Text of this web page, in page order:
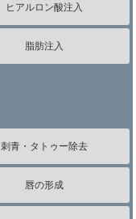
ヒアルロン酸注入
脂肪注入
刺青・タトゥー除去
唇の形成